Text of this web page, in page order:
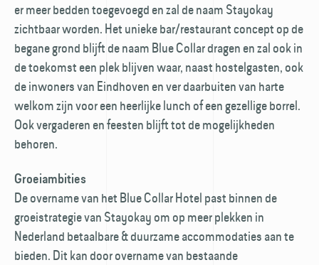
er meer bedden toegevoegd en zal de naam Stayokay
zichtbaar worden. Het unieke bar/restaurant concept op de
begane grond blijft de naam Blue Collar dragen en zal ook in
de toekomst een plek blijven waar, naast hostelgasten, ook
de inwoners van Eindhoven en ver daarbuiten van harte
welkom zijn voor een heerlijke lunch of een gezellige borrel.
Ook vergaderen en feesten blijft tot de mogelijkheden
behoren.
Groeiambities
De overname van het Blue Collar Hotel past binnen de
groeistrategie van Stayokay om op meer plekken in
Nederland betaalbare & duurzame accommodaties aan te
bieden. Dit kan door overname van bestaande